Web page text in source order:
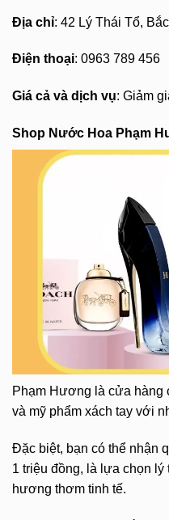
Địa chỉ: 42 Lý Thái Tổ,
Điện thoại: 0963 789 456
Giá cả và dịch vụ: Giảm
Shop Nước Hoa Phạm
Phạm Hương là cửa hàng
và mỹ phẩm xách tay với
Đặc biệt, bạn có thể nhận
1 triệu đồng, là lựa chọn
hương thơm tinh tế.